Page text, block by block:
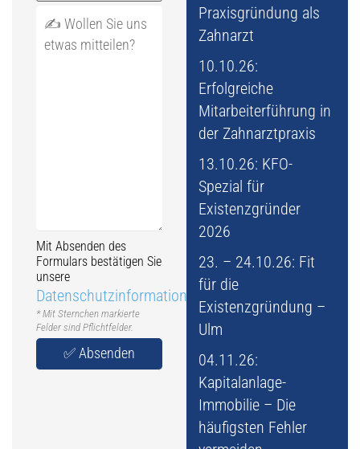
Mit Absenden des
Formulars bestätigen Sie
unsere
Datenschutzinformation
* Mit Sternchen markierte
Felder sind Pflichtfelder.
Praxisgründung als
Zahnarzt
10.10.26:
Erfolgreiche
Mitarbeiterführung in
der Zahnarztpraxis
13.10.26: KFO-
Spezial für
Existenzgründer
2026
23. – 24.10.26: Fit
für die
Existenzgründung –
Ulm
04.11.26:
Kapitalanlage-
Immobilie – Die
häufigsten Fehler